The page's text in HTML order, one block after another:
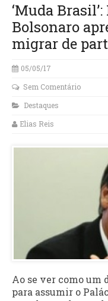
‘Muda
Bolsonaro
migrar de
05/05/17
Sem Comentário
Destaques
Elias Reis
Ao se ver como um
para assumir o